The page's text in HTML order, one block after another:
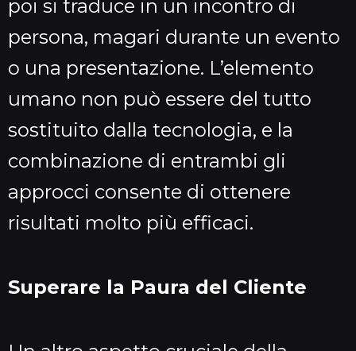
poi si traduce in un incontro di
persona, magari durante un evento
o una presentazione. L’elemento
umano non può essere del tutto
sostituito dalla tecnologia, e la
combinazione di entrambi gli
approcci consente di ottenere
risultati molto più efficaci.
Superare la Paura del Cliente